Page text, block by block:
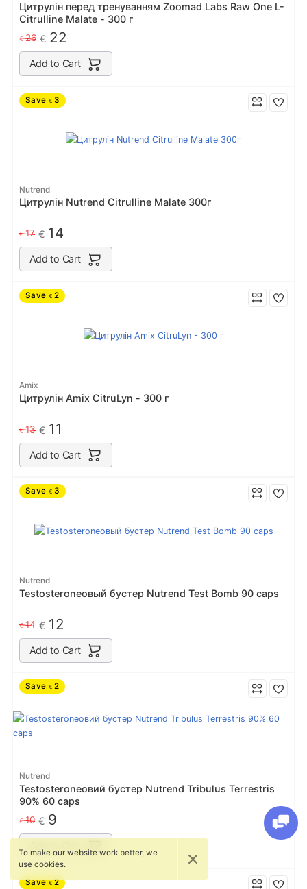
Цитрулін перед тренуванням Zoomad Labs Raw One L-
Citrulline Malate - 300 г
€26 € 22
Add to Cart
Save € 3
Nutrend
Цитрулін Nutrend Citrulline Malate 300г
€17 € 14
Add to Cart
Save € 2
Amix
Цитрулін Amix CitruLyn - 300 г
€13 € 11
Add to Cart
Save € 3
Nutrend
Testosteroneовый бустер Nutrend Test Bomb 90 caps
€14 € 12
Add to Cart
Save € 2
Nutrend
Testosteroneовий бустер Nutrend Tribulus Terrestris
90% 60 caps
€10 € 9
Save€ 2
To make our website work better, we
use cookies.